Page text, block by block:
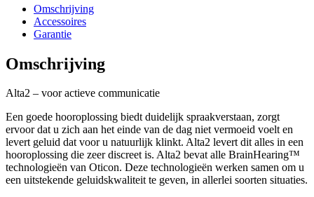
Omschrijving
Accessoires
Garantie
Omschrijving
Alta2 – voor actieve communicatie
Een goede hooroplossing biedt duidelijk spraakverstaan, zorgt
ervoor dat u zich aan het einde van de dag niet vermoeid voelt en
levert geluid dat voor u natuurlijk klinkt. Alta2 levert dit alles in een
hooroplossing die zeer discreet is. Alta2 bevat alle BrainHearing™
technologieën van Oticon. Deze technologieën werken samen om u
een uitstekende geluidskwaliteit te geven, in allerlei soorten situaties.